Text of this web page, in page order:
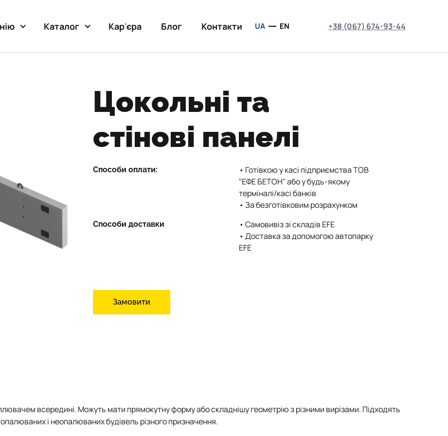
Каталог Карʼєра Блог Контакти UA EN +38 (067) 674-93-44
Цокольні та
стінові панелі
Способи оплати:
• Готівкою у касі підприємства ТОВ
"ЕФЕ БЕТОН" або у будь-якому
терміналі/касі банків
• За безготівковим розрахунком
Способи доставки
• Самовивіз зі складів EFE
• Доставка за допомогою автопарку
EFE
Замовити
всередині. Можуть мати прямокутну форму або складнішу геометрію з різними вирізами. Підходять
і неопалюваних будівель різного призначення.